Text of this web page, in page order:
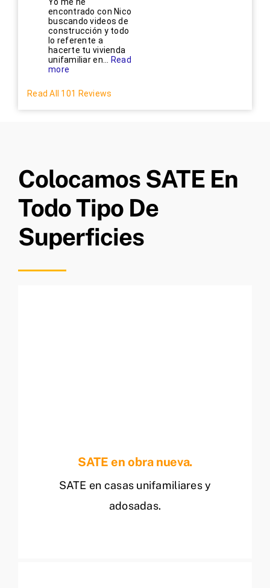
Yo me he
encontrado con Nico
buscando videos de
construcción y todo
lo referente a
hacerte tu vivienda
unifamiliar en... Read
more
Read All 101 Reviews
Colocamos SATE En
Todo Tipo De
Superficies
SATE en obra nueva.
SATE en casas unifamiliares y
adosadas.